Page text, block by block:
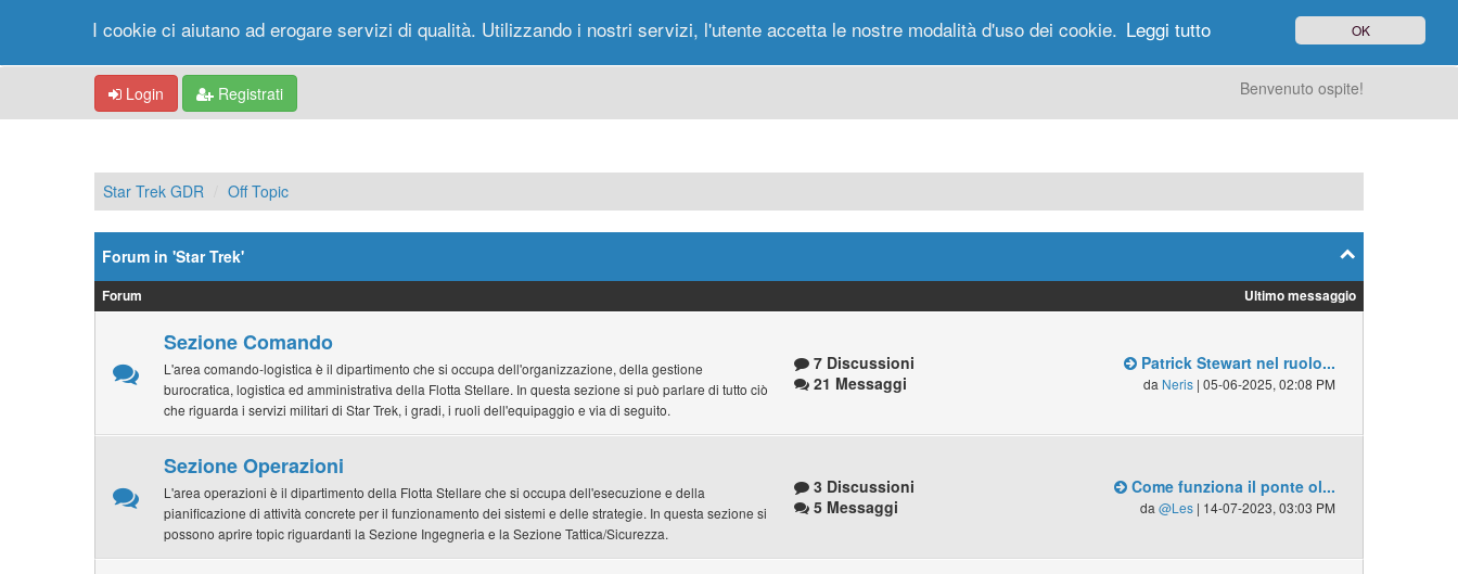
Portale Forum Nuovi Messaggi Messaggi di Oggi Ricerca Utenti
Login Registrati Benvenuto ospite!
Star Trek GDR Off Topic
Forum in 'Star Trek'
Forum Ultimo messaggio
Sezione Comando
L'area comando-logistica è il dipartimento che si occupa dell'organizzazione, della gestione
burocratica, logistica ed amministrativa della Flotta Stellare. In questa sezione si può parlare di tutto ciò
che riguarda i servizi militari di Star Trek, i gradi, i ruoli dell'equipaggio e via di seguito.
7 Discussioni
21 Messaggi
Patrick Stewart nel ruolo...
da Neris | 05-06-2025, 02:08 PM
Sezione Operazioni
L'area operazioni è il dipartimento della Flotta Stellare che si occupa dell'esecuzione e della
pianificazione di attività concrete per il funzionamento dei sistemi e delle strategie. In questa sezione si
possono aprire topic riguardanti la Sezione Ingegneria e la Sezione Tattica/Sicurezza.
3 Discussioni
5 Messaggi
Come funziona il ponte ol...
da@Les | 14-07-2023, 03:03 PM
I cookie ci aiutano ad erogare servizi di qualità. Utilizzando i nostri servizi, l'utente accetta le nostre modalità d'uso dei cookie. Leggi tutto OK